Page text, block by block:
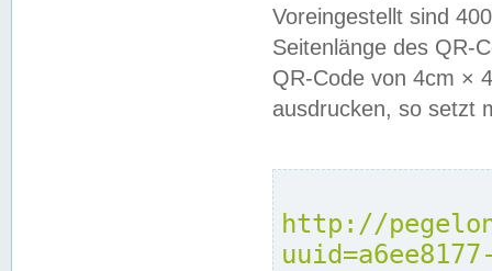
Voreingestellt sind
Seitenlänge des QR-
QR-Code von 4cm ×
ausdrucken, so setzt
http://